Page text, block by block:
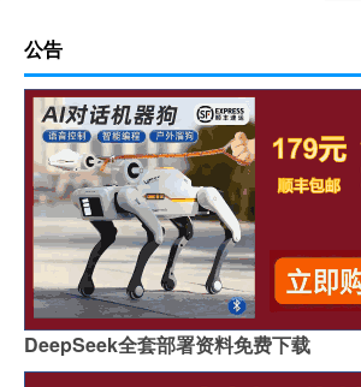
公告
DeepSeek全套部署资料免费下载